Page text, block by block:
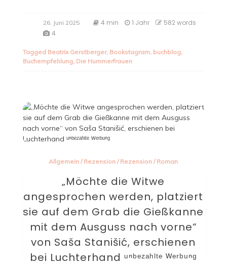
26. Juni 2025 4 min 1 Jahr
582 words
4
Tagged Beatrix Gerstberger, Bookstagram, buchblog,
Buchempfehlung, Die Hummerfrauen
Allgemein / Rezension / Rezension / Roman
„Möchte die Witwe
angesprochen werden, platziert
sie auf dem Grab die Gießkanne
mit dem Ausguss nach vorne“
von Saša Stanišić, erschienen
bei Luchterhand ᵘⁿᵇᵉᶻᵃʰˡᵗᵉ ᵂᵉʳᵇᵘⁿᵍ